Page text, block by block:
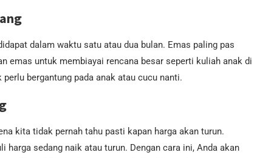
dalam waktu satu atau dua bulan. Emas paling pas
emas untuk membiayai rencana besar seperti kuliah anak di
bergantung pada anak atau cucu nanti.
kita tidak pernah tahu pasti kapan harga akan turun.
harga sedang naik atau turun. Dengan cara ini, Anda akan